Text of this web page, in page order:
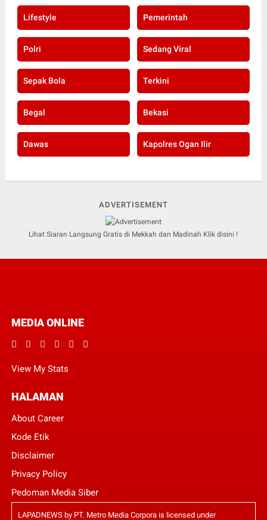
Lifestyle Pemerintah
Polri Sedang Viral
Sepak Bola Terkini
Begal Bekasi
Dawas Kapolres Ogan Ilir
ADVERTISEMENT
Lihat Siaran Langsung Gratis di Mekkah dan Madinah Klik disini !
MEDIA ONLINE
View My Stats
HALAMAN
About Career
Kode Etik
Disclaimer
Privacy Policy
Pedoman Media Siber
LAPADNEWSby PT. Metro Media Corporais licensed under